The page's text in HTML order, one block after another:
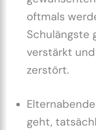
oftmals
Schulängste
verstärkt
zerstört.
geht,